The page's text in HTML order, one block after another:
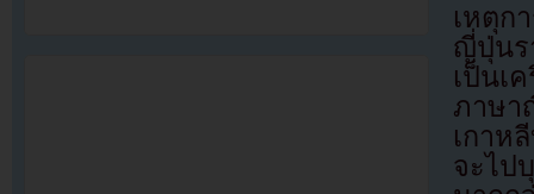
เหตุก
ญี่ปุ่นร
เป็นเ
ภาษา
เกาห
จะไป